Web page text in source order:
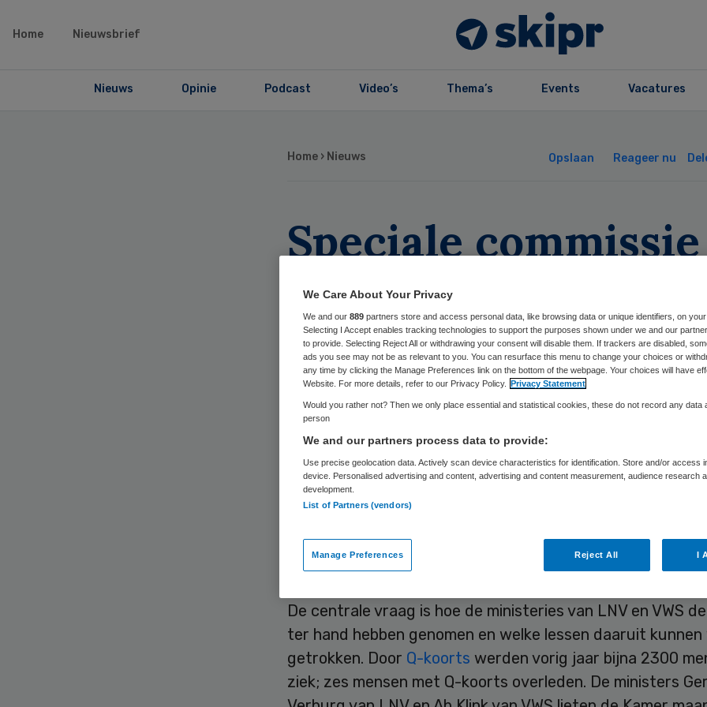
Home Nieuwsbrief
Nieuws Opinie Podcast Video’s Thema’s Events Vacatures
Home › Nieuws Opslaan Reageer nu
Speciale commissie
gaat aanpak Q-
onderzoeken
Skipr Redactie 12 januari 2010,13:46 38 keer gelezen
Een speciale commissie gaat zich buigen over de aanpak
bestrijding van de Q-koorts. Professor Gert van Dijk leidt
Werkwijze commissie
De centrale vraag is hoe de ministeries van LNV en VWS
ter hand hebben genomen en welke lessen daaruit
getrokken. Door Q-koorts werden vorig jaar bijna 2300
ziek; zes mensen met Q-koorts overleden. De ministers
We Care About Your Privacy
We and our 889 partners store and access personal data, like browsing data or unique identifiers, on your
Selecting I Accept enables tracking technologies to support the purposes shown under we and our
to provide. Selecting Reject All or withdrawing your consent will disable them. If trackers are disabled,
ads you see may not be as relevant to you. You can resurface this menu to change your choices or
any time by clicking the Manage Preferences link on the bottom of the webpage. Your choices will have
Website. For more details, refer to our Privacy Policy.
Privacy Statement
Would you rather not? Then we only place essential and statistical cookies, these do not record any data
person
We and our partners process data to provide:
Use precise geolocation data. Actively scan device characteristics for identification. Store and/or access
device. Personalised advertising and content, advertising and content measurement, audience research
development.
List of Partners (vendors)
Manage Preferences Reject All I